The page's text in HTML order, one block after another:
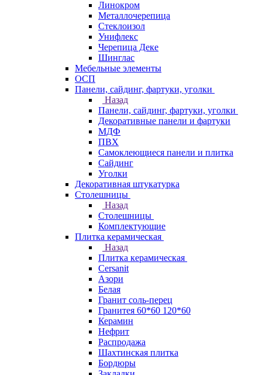
Линокром
Металлочерепица
Стеклоизол
Унифлекс
Черепица Деке
Шинглас
Мебельные элементы
ОСП
Панели, сайдинг, фартуки, уголки
Назад
Панели, сайдинг, фартуки, уголки
Декоративные панели и фартуки
МДФ
ПВХ
Самоклеющиеся панели и плитка
Сайдинг
Уголки
Декоративная штукатурка
Столешницы
Назад
Столешницы
Комплектующие
Плитка керамическая
Назад
Плитка керамическая
Cersanit
Азори
Белая
Гранит соль-перец
Гранитея 60*60 120*60
Керамин
Нефрит
Распродажа
Шахтинская плитка
Бордюры